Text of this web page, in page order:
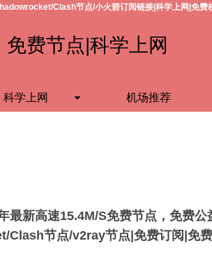
Clash节点/小火箭订阅链接|科学上网|免费
免费节点|科学上网
科学上网 机场推荐
最新高速15.4M/S免费节点，免费公
Clash节点/v2ray节点|免费订阅|免费